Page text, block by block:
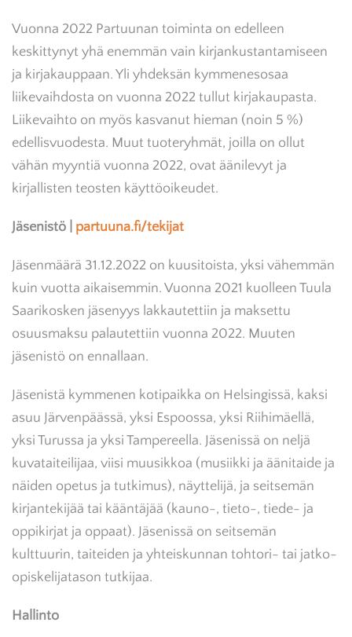
Vuonna 2022 Partuunan toiminta on edelleen
keskittynyt yhä enemmän vain kirjankustantamiseen
ja kirjakauppaan. Yli yhdeksän kymmenesosaa
liikevaihdosta on vuonna 2022 tullut kirjakaupasta.
Liikevaihto on myös kasvanut hieman (noin 5 %)
edellisvuodesta. Muut tuoteryhmät, joilla on ollut
vähän myyntiä vuonna 2022, ovat äänilevyt ja
kirjallisten teosten käyttöoikeudet.
Jäsenistö | partuuna.fi/tekijat
Jäsenmäärä 31.12.2022 on kuusitoista, yksi vähemmän
kuin vuotta aikaisemmin. Vuonna 2021 kuolleen Tuula
Saarikosken jäsenyys lakkautettiin ja maksettu
osuusmaksu palautettiin vuonna 2022. Muuten
jäsenistö on ennallaan.
Jäsenistä kymmenen kotipaikka on Helsingissä, kaksi
asuu Järvenpäässä, yksi Espoossa, yksi Riihimäellä,
yksi Turussa ja yksi Tampereella. Jäsenissä on neljä
kuvataiteilijaa, viisi muusikkoa (musiikki ja äänitaide ja
näiden opetus ja tutkimus), näyttelijä, ja seitsemän
kirjantekijää tai kääntäjää (kauno-, tieto-, tiede- ja
oppikirjat ja oppaat). Jäsenissä on seitsemän
kulttuurin, taiteiden ja yhteiskunnan tohtori- tai jatko-
opiskelijatason tutkijaa.
Hallinto